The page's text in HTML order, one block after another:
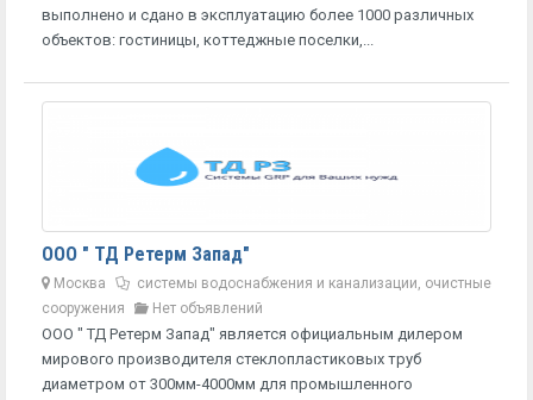
выполнено и сдано в эксплуатацию более 1000 различных
объектов: гостиницы, коттеджные поселки,...
ООО " ТД Ретерм Запад"
Москва
системы водоснабжения и канализации, очистные
сооружения
Нет объявлений
ООО " ТД Ретерм Запад" является официальным дилером
мирового производителя стеклопластиковых труб
диаметром от 300мм-4000мм для промышленного